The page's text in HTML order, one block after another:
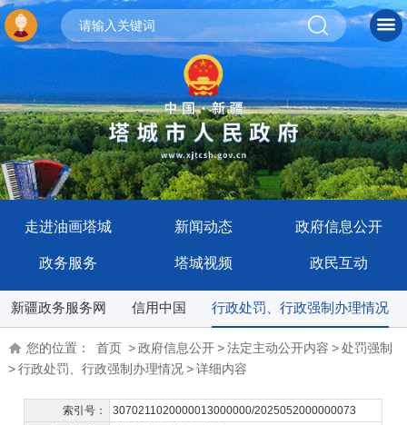
走进油画塔城 新闻动态 政府信息公开
政务服务 塔城视频 政民互动
新疆政务服务网 信用中国 行政处罚、行政强制办理情况
您的位置： 首页 >政府信息公开>法定主动公开内容 >处罚强制
>行政处罚、行政强制办理情况>详细内容
索引号：
3070211020000013000000/2025052000000073